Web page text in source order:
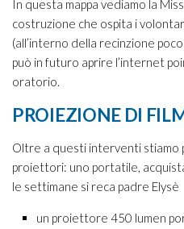
In questa mappa vediamo la
costruzione che ospita i
(all’interno della recinzione
può in futuro aprire l’internet
oratorio.
PROIEZIONE DI
Oltre a questi interventi stiamo
proiettori: uno portatile,
le settimane si reca padre Elysè
un proiettore 450 lumen